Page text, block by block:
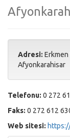
Adresi: Erkmen
Afyonkarahisar
Telefonu: 0 272
Faks: 0 272 612
Web sitesi: